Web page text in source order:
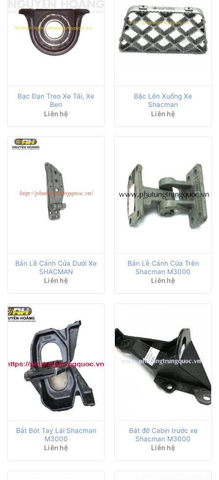
Bạc Đạn Treo Xe Tải, Xe
Ben
Liên hệ
Bậc Lên Xuống Xe
Shacman
Liên hệ
Bản Lề Cánh Cửa Dưới Xe
SHACMAN
Liên hệ
Bản Lề Cánh Cửa Trên
Shacman M3000
Liên hệ
Bát Bót Tay Lái Shacman
M3000
Liên hệ
Bát đỡ Cabin trước xe
Shacman M3000
Liên hệ